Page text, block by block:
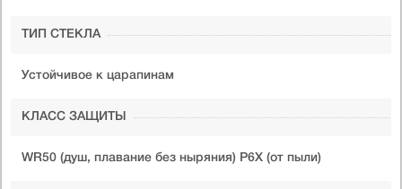
ТИП СТЕКЛА
Устойчивое к царапинам
КЛАСС ЗАЩИТЫ
WR50 (душ, плавание без ныряния) P6X (от пыли)